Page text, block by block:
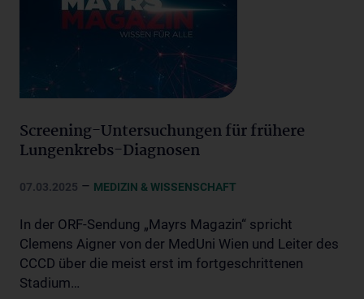
Screening-Untersuchungen für frühere
Lungenkrebs-Diagnosen
07.03.2025 – MEDIZIN & WISSENSCHAFT
In der ORF-Sendung „Mayrs Magazin“ spricht
Clemens Aigner von der MedUni Wien und Leiter des
CCCD über die meist erst im fortgeschrittenen
Stadium…